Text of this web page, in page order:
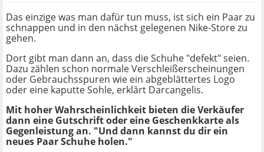
Das einzige was man dafür tun muss, ist sich ein Paar zu
schnappen und in den nächst gelegenen Nike-Store zu
gehen.
Dort gibt man dann an, dass die Schuhe "defekt" seien.
Dazu zählen schon normale Verschleißerscheinungen
oder Gebrauchsspuren wie ein abgeblättertes Logo
oder eine kaputte Sohle, erklärt Darcangelis.
Mit hoher Wahrscheinlichkeit bieten die Verkäufer
dann eine Gutschrift oder eine Geschenkkarte als
Gegenleistung an. "Und dann kannst du dir ein
neues Paar Schuhe holen."